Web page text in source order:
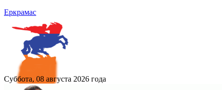
Еркрамас
Суббота, 08 августа 2026 года